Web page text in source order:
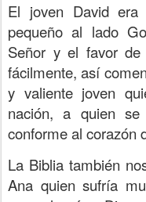
El joven David
pequeño al lado
Señor y el favor de
fácilmente, así
y valiente joven
nación, a quien
conforme al corazón
La Biblia también
Ana quien sufría